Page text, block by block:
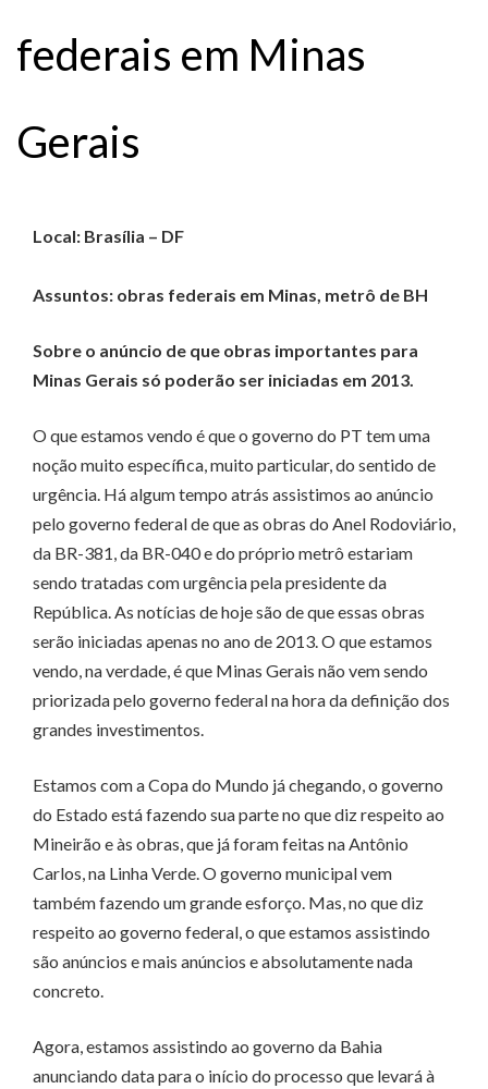
federais em Minas
Gerais
Local: Brasília – DF
Assuntos: obras federais em Minas, metrô de BH
Sobre o anúncio de que obras importantes para
Minas Gerais só poderão ser iniciadas em 2013.
O que estamos vendo é que o governo do PT tem uma
noção muito específica, muito particular, do sentido de
urgência. Há algum tempo atrás assistimos ao anúncio
pelo governo federal de que as obras do Anel Rodoviário,
da BR-381, da BR-040 e do próprio metrô estariam
sendo tratadas com urgência pela presidente da
República. As notícias de hoje são de que essas obras
serão iniciadas apenas no ano de 2013. O que estamos
vendo, na verdade, é que Minas Gerais não vem sendo
priorizada pelo governo federal na hora da definição dos
grandes investimentos.
Estamos com a Copa do Mundo já chegando, o governo
do Estado está fazendo sua parte no que diz respeito ao
Mineirão e às obras, que já foram feitas na Antônio
Carlos, na Linha Verde. O governo municipal vem
também fazendo um grande esforço. Mas, no que diz
respeito ao governo federal, o que estamos assistindo
são anúncios e mais anúncios e absolutamente nada
concreto.
Agora, estamos assistindo ao governo da Bahia
anunciando data para o início do processo que levará à